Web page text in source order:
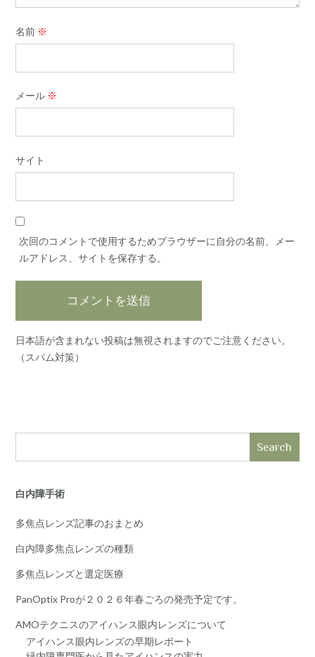
名前 ※
メール ※
サイト
次回のコメントで使用するためブラウザーに自分の名前、メー
ルアドレス、サイトを保存する。
日本語が含まれない投稿は無視されますのでご注意ください。
（スパム対策）
Search
白内障手術
多焦点レンズ記事のおまとめ
白内障多焦点レンズの種類
多焦点レンズと選定医療
PanOptix Proが２０２６年春ごろの発売予定です。
AMOテクニスのアイハンス眼内レンズについて
アイハンス眼内レンズの早期レポート